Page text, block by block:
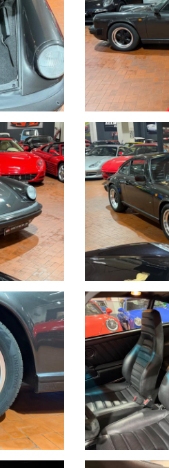
IMMEDIATO DOPO VISIONE E
POSSIAMO
LE OFFERTE PERVENUTECI E